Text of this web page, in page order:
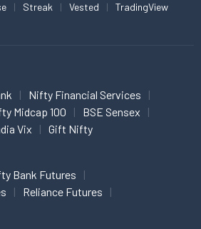
Streak Vested TradingView
Nifty Financial Services
Midcap 100
BSE Sensex
Vix Gift Nifty
Bank Futures
Reliance Futures